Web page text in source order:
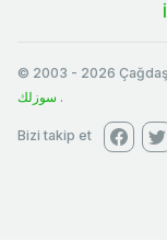
© 2003 - 2026
سوزلك .
Bizi takip et